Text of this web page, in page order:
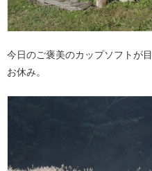
今日のご褒美のカップソフトが
お休み。